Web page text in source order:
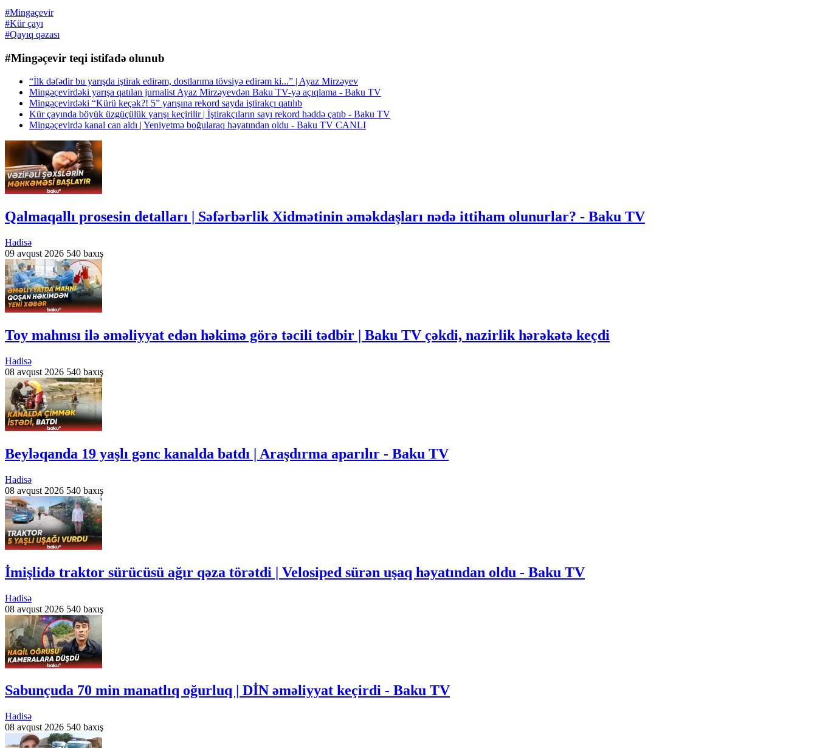
#Mingəçevir
#Kür çayı
#Qayıq qəzası
#Mingəçevir teqi istifadə olunub
“İlk dəfədir bu yarışda iştirak edirəm, dostlarıma tövsiyə edirəm ki...” | Ayaz Mirzəyev
Mingəçevirdəki yarışa qatılan jurnalist Ayaz Mirzəyevdən Baku TV-yə açıqlama - Baku TV
Mingəçevirdəki “Kürü keçək?! 5” yarışına rekord sayda iştirakçı qatılıb
Kür çayında böyük üzgüçülük yarışı keçirilir | İştirakçıların sayı rekord həddə çatıb - Baku TV
Mingəçevirdə kanal can aldı | Yeniyetmə boğularaq həyatından oldu - Baku TV CANLI
Qalmaqallı prosesin detalları | Səfərbərlik Xidmətinin əməkdaşları nədə ittiham olunurlar? - Baku TV
Hadisə
09 avqust 2026 540 baxış
Toy mahnısı ilə əməliyyat edən həkimə görə təcili tədbir | Baku TV çəkdi, nazirlik hərəkətə keçdi
Hadisə
08 avqust 2026 540 baxış
Beyləqanda 19 yaşlı gənc kanalda batdı | Araşdırma aparılır - Baku TV
Hadisə
08 avqust 2026 540 baxış
İmişlidə traktor sürücüsü ağır qəza törətdi | Velosiped sürən uşaq həyatından oldu - Baku TV
Hadisə
08 avqust 2026 540 baxış
Sabunçuda 70 min manatlıq oğurluq | DİN əməliyyat keçirdi - Baku TV
Hadisə
08 avqust 2026 540 baxış